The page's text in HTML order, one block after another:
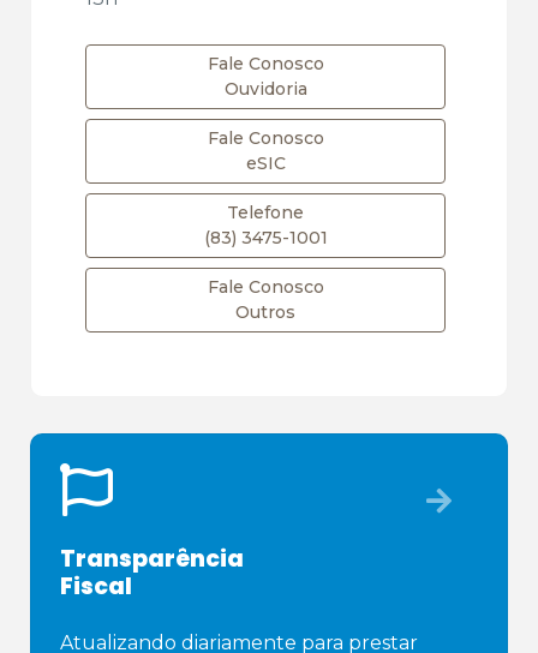
Fale Conosco
Ouvidoria
Fale Conosco
eSIC
Telefone
(83) 3475-1001
Fale Conosco
Outros
Transparência
Fiscal
Atualizando diariamente para prestar